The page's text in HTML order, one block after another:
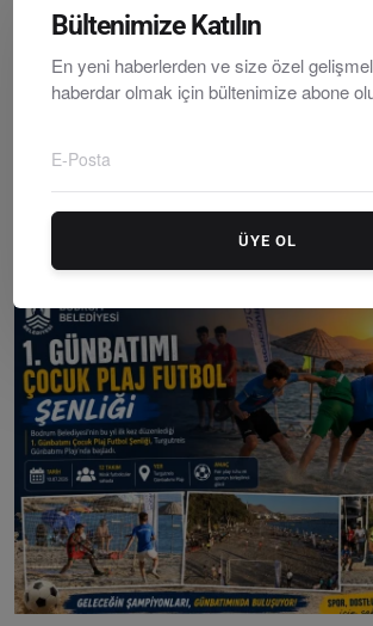
Altınordu Bodrum Futbol Okulları’nda
0
Bültenimize Katılın
En yeni haberlerden ve size özel
haberdar olmak için bültenimize abone
ÜYE OL